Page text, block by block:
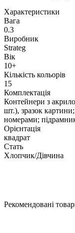
Характеристики
Вага
0.3
Виробник
Strateg
Вік
10+
Кількість кольорів
15
Комплектація
Контейнери з
шт.), зразок
номерами;
Орієнтація
квадрат
Стать
Хлопчик/Дiвчина
Рекомендовані